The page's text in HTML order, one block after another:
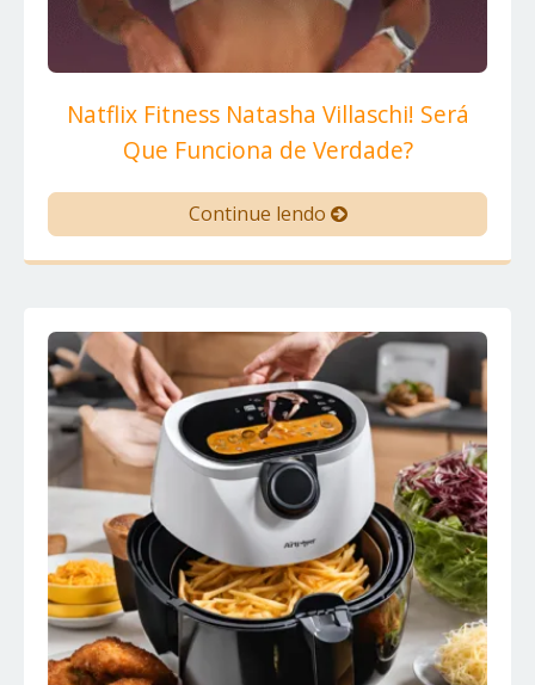
Natflix Fitness Natasha Villaschi! Será
Que Funciona de Verdade?
Continue lendo